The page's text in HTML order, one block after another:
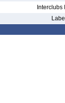
Interclubs